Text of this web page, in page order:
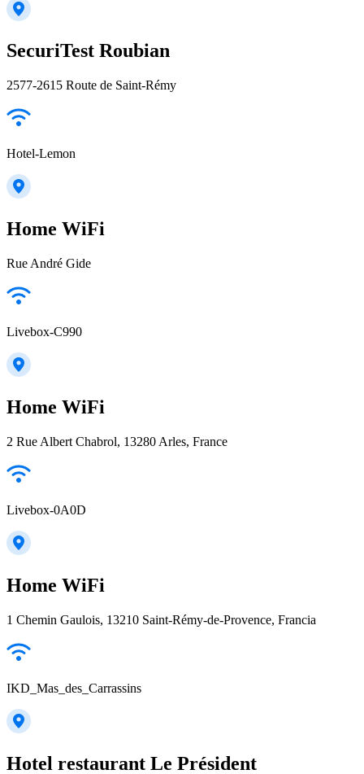
SecuriTest Roubian
2577-2615 Route de Saint-Rémy
Hotel-Lemon
Home WiFi
Rue André Gide
Livebox-C990
Home WiFi
2 Rue Albert Chabrol, 13280 Arles, France
Livebox-0A0D
Home WiFi
1 Chemin Gaulois, 13210 Saint-Rémy-de-Provence, Francia
IKD_Mas_des_Carrassins
Hotel restaurant Le Président